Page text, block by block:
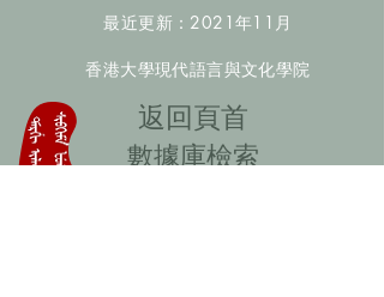
最近更新：2021年11月
香港大學現代語言與文化學院
​返回頁首
數據庫檢索